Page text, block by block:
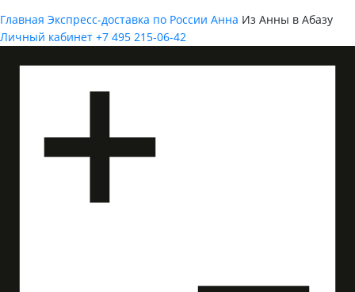
Главная Экспресс-доставка по России Анна Из Анны в Абазу
Личный кабинет +7 495 215-06-42